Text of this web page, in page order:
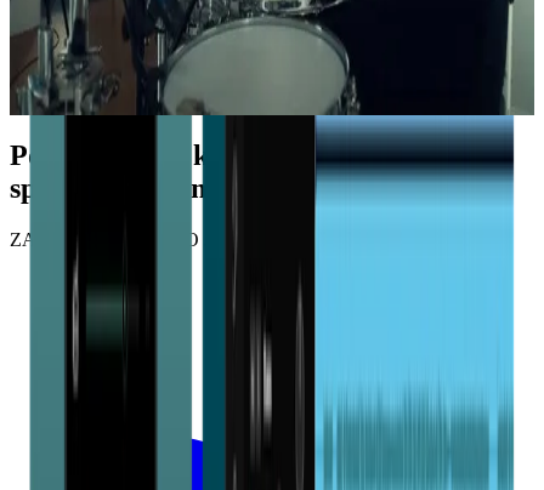
Pozwól swojej kreatywności płynąć i
spełniaj swoje muzyczne marzenia!
ZACZNIJ ZA DARMO JUŻ DZIŚ!